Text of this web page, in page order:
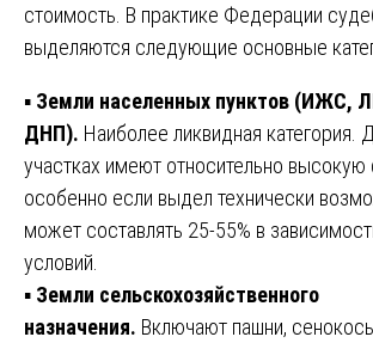
стоимость. В практике Федерации
выделяются следующие основные
▪️ Земли населенных пунктов (ИЖС,
ДНП). Наиболее ликвидная категория.
участках имеют относительно высокую
особенно если выдел технически
может составлять 25-55% в
условий.
▪️ Земли сельскохозяйственного
назначения. Включают пашни,